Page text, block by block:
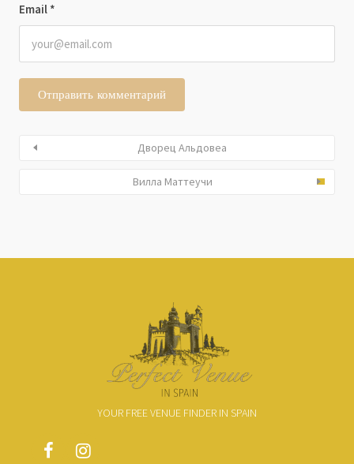
Email *
Дворец Альдовеа
Вилла Маттеучи
YOUR FREE VENUE FINDER IN SPAIN